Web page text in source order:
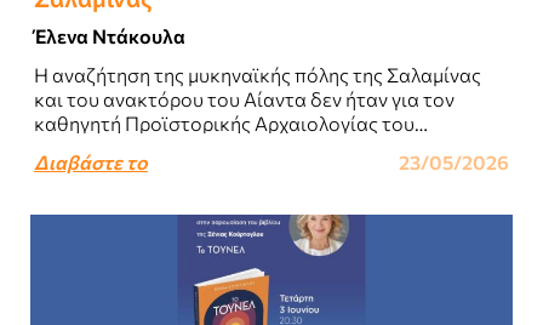
Έλενα Ντάκουλα
Η αναζήτηση της μυκηναϊκής πόλης της Σαλαμίνας
και του ανακτόρου του Αίαντα δεν ήταν για τον
καθηγητή Προϊστορικής Αρχαιολογίας του
αρχαιολογική έρευνα,..
Διαβάστε το 23/05/2026